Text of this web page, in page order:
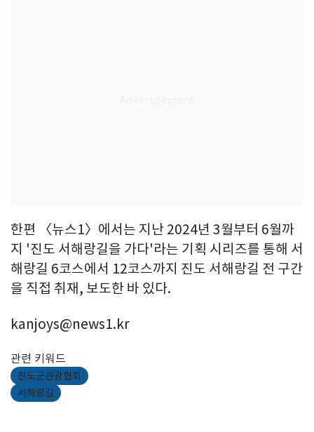
한편 〈뉴스1〉에서는 지난 2024년 3월부터 6월까
지 '진도 서해랑길을 가다'라는 기획 시리즈를 통해 서
해랑길 6코스에서 12코스까지 진도 서해랑길 전 구간
을 직접 취재, 보도한 바 있다.
kanjoys@news1.kr
관련 키워드
진도군관광협회
서해랑길